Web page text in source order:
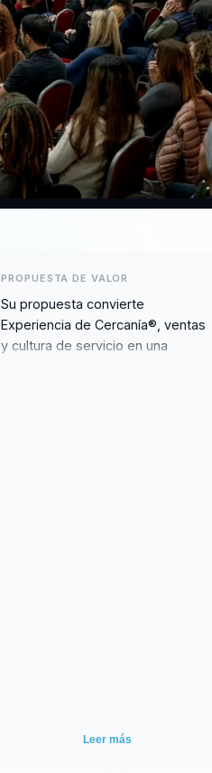
PROPUESTA DE VALOR
Su propuesta convierte
Experiencia de Cercanía®, ventas
y cultura de servicio en una
Leer más